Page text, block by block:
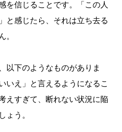
を信じることです。「この人
と感じたら、それは立ち去る
。
以下のようなものがありま
いえ」と言えるようになるこ
えすぎて、断れない状況に陥
ょう。